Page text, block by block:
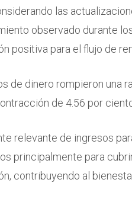
las
observado durante
positiva para el flujo de
de dinero rompieron una
de 4.56 por
relevante de ingresos
principalmente para
contribuyendo al